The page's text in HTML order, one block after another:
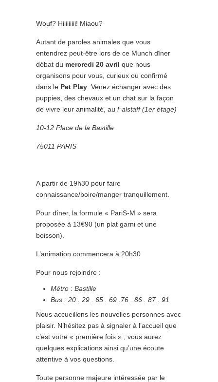
Wouf? Hiiiiiiiii! Miaou?
Autant de paroles animales que vous
entendrez peut-être lors de ce Munch dîner
débat du mercredi 20 avril que nous
organisons pour vous, curieux ou confirmé
dans le Pet Play . Venez échanger avec des
puppies, des chevaux et un chat sur la façon
de vivre leur animalité, au Falstaff (1er étage)
10-12 Place de la Bastille
75011 PARIS
A partir de 19h30 pour faire
connaissance/boire/manger tranquillement.
Pour dîner, la formule « PariS-M » sera
proposée à 13€90 (un plat garni et une
boisson).
L’animation commencera à 20h30
Pour nous rejoindre :
Métro : Bastille
Bus : 20 . 29 . 65 . 69 .76 . 86 . 87 . 91
Nous accueillons les nouvelles personnes avec
plaisir. N’hésitez pas à signaler à l’accueil que
c’est votre « première fois » ; vous aurez
quelques explications ainsi qu’une écoute
attentive à vos questions.
Toute personne majeure intéressée par le